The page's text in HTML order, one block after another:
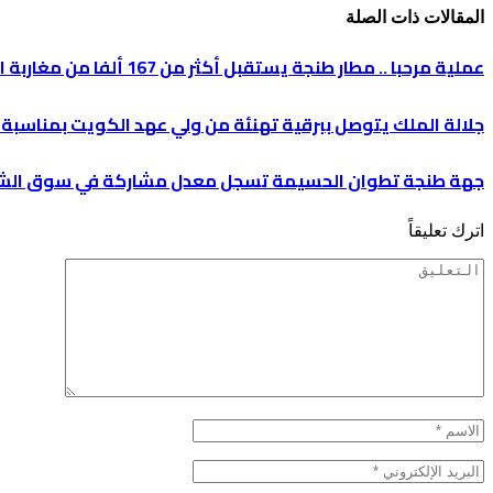
المقالات ذات الصلة
عملية مرحبا .. مطار طنجة يستقبل أكثر من 167 ألفا من مغاربة العالم
جلالة الملك يتوصل ببرقية تهنئة من ولي عهد الكويت
جهة طنجة تطوان الحسيمة تسجل معدل مشاركة في سوق
اترك تعليقاً